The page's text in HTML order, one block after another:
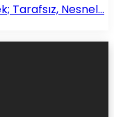
Tarafsız, Nesnel…